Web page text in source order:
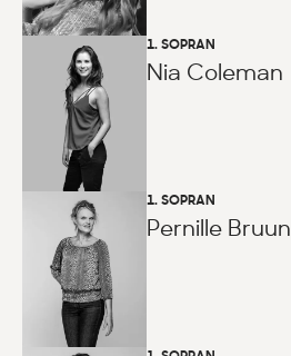
1. SOPRAN
Nia Coleman
1. SOPRAN
Pernille Bruun